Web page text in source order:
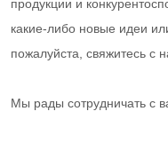
продукции и
какие-либо новые идеи
пожалуйста, свяжитесь с
Мы рады сотрудничать с